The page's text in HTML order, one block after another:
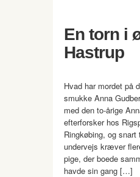
En torn i
Hastrup
Hvad har mordet på
smukke Anna
med den to-årige
efterforsker hos
Ringkøbing, og
undervejs kræver
pige, der boede
havde sin gang […]